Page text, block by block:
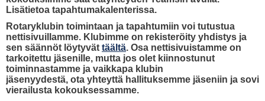
Lisätietoa tapahtumakalenterissa.
Rotaryklubin toimintaan ja tapahtumiin voi tutustua
nettisivuillamme. Klubimme on rekisteröity yhdistys ja
sen säännöt löytyvät täältä. Osa nettisivuistamme on
tarkoitettu jäsenille, mutta jos olet kiinnostunut
toiminnastamme ja vaikkapa klubin
jäsenyydestä, ota yhteyttä hallituksemme jäseniin ja sovi
vierailusta kokouksessamme.